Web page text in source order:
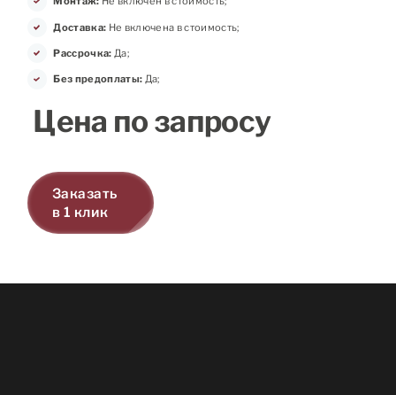
Доставка: Не включена в стоимость;
Рассрочка: Да;
Без предоплаты: Да;
Цена по запросу
Заказать
в 1 клик